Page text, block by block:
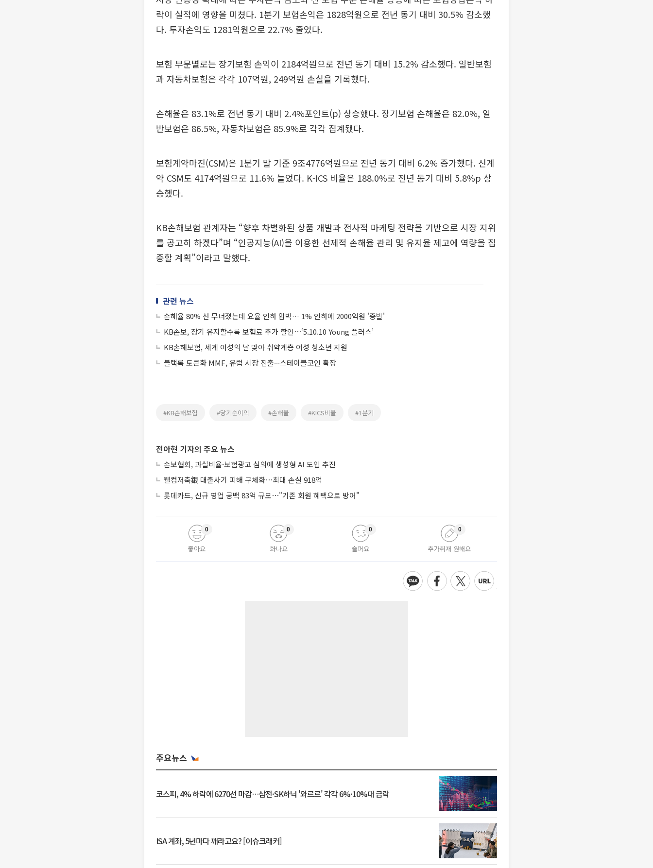
락이 실적에 영향을 미쳤다. 1분기 보험손익은 1828억원으로 전년 동기 대비 30.5% 감소했
다. 투자손익도 1281억원으로 22.7% 줄었다.
보험 부문별로는 장기보험 손익이 2184억원으로 전년 동기 대비 15.2% 감소했다. 일반보험
과 자동차보험은 각각 107억원, 249억원 손실을 기록했다.
손해율은 83.1%로 전년 동기 대비 2.4%포인트(p) 상승했다. 장기보험 손해율은 82.0%, 일
반보험은 86.5%, 자동차보험은 85.9%로 각각 집계됐다.
보험계약마진(CSM)은 1분기 말 기준 9조4776억원으로 전년 동기 대비 6.2% 증가했다. 신계
약 CSM도 4174억원으로 11.6% 늘었다. K-ICS 비율은 188.0%로 전년 동기 대비 5.8%p 상
승했다.
KB손해보험 관계자는 “향후 차별화된 상품 개발과 전사적 마케팅 전략을 기반으로 시장 지위
를 공고히 하겠다”며 “인공지능(AI)을 이용한 선제적 손해율 관리 및 유지율 제고에 역량을 집
중할 계획”이라고 말했다.
관련 뉴스
손해율 80% 선 무너졌는데 요율 인하 압박… 1% 인하에 2000억원 '증발'
KB손보, 장기 유지할수록 보험료 추가 할인⋯‘5.10.10 Young 플러스’
KB손해보험, 세계 여성의 날 맞아 취약계층 여성 청소년 지원
블랙록 토큰화 MMF, 유럽 시장 진출∙∙∙스테이블코인 확장
#KB손해보험 #당기순이익 #손해율 #KICS비율 #1분기
전아현 기자의 주요 뉴스
손보협회, 과실비율·보험광고 심의에 생성형 AI 도입 추진
웰컴저축銀 대출사기 피해 구체화⋯최대 손실 918억
롯데카드, 신규 영업 공백 83억 규모⋯"기존 회원 혜택으로 방어"
좋아요
0
화나요
0
슬퍼요
0
추가취재 원해요
0
주요뉴스
코스피, 4% 하락에 6270선 마감…삼전·SK하닉 '와르르' 각각 6%·10%대 급락
ISA 계좌, 5년마다 깨라고요? [이슈크래커]